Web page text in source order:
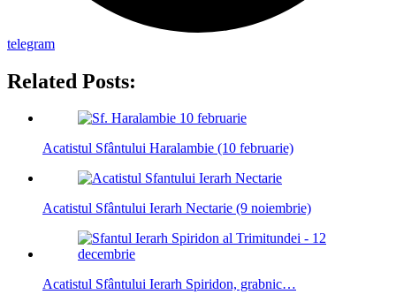
telegram
Related Posts:
Acatistul Sfântului Haralambie (10 februarie)
Acatistul Sfântului Ierarh Nectarie (9 noiembrie)
Acatistul Sfântului Ierarh Spiridon, grabnic…